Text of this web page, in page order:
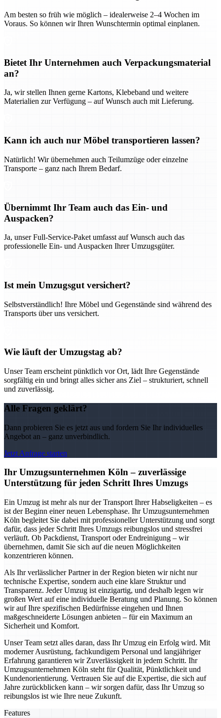
Am besten so früh wie möglich – idealerweise 2–4 Wochen im
Voraus. So können wir Ihren Wunschtermin optimal einplanen.
Bietet Ihr Unternehmen auch Verpackungsmaterial
an?
Ja, wir stellen Ihnen gerne Kartons, Klebeband und weitere
Materialien zur Verfügung – auf Wunsch auch mit Lieferung.
Kann ich auch nur Möbel transportieren lassen?
Natürlich! Wir übernehmen auch Teilumzüge oder einzelne
Transporte – ganz nach Ihrem Bedarf.
Übernimmt Ihr Team auch das Ein- und
Auspacken?
Ja, unser Full-Service-Paket umfasst auf Wunsch auch das
professionelle Ein- und Auspacken Ihrer Umzugsgüter.
Ist mein Umzugsgut versichert?
Selbstverständlich! Ihre Möbel und Gegenstände sind während des
Transports über uns versichert.
Wie läuft der Umzugstag ab?
Unser Team erscheint pünktlich vor Ort, lädt Ihre Gegenstände
sorgfältig ein und bringt alles sicher ans Ziel – strukturiert, schnell
und zuverlässig.
Alle Fragen geklärt?
Dann probieren Sie es jetzt aus und fordern Sie Ihr individuelles
Angebot an – ganz unverbindlich.
Jetzt Anfrage starten
Ihr Umzugsunternehmen Köln – zuverlässige
Unterstützung für jeden Schritt Ihres Umzugs
Ein Umzug ist mehr als nur der Transport Ihrer Habseligkeiten – es
ist der Beginn einer neuen Lebensphase. Ihr Umzugsunternehmen
Köln begleitet Sie dabei mit professioneller Unterstützung und sorgt
dafür, dass jeder Schritt Ihres Umzugs reibungslos und stressfrei
verläuft. Ob Packdienst, Transport oder Endreinigung – wir
übernehmen, damit Sie sich auf die neuen Möglichkeiten
konzentrieren können.
Als Ihr verlässlicher Partner in der Region bieten wir nicht nur
technische Expertise, sondern auch eine klare Struktur und
Transparenz. Jeder Umzug ist einzigartig, und deshalb legen wir
großen Wert auf eine individuelle Beratung und Planung. So können
wir auf Ihre spezifischen Bedürfnisse eingehen und Ihnen
maßgeschneiderte Lösungen anbieten – für ein Maximum an
Sicherheit und Komfort.
Unser Team setzt alles daran, dass Ihr Umzug ein Erfolg wird. Mit
moderner Ausrüstung, fachkundigem Personal und langjähriger
Erfahrung garantieren wir Zuverlässigkeit in jedem Schritt. Ihr
Umzugsunternehmen Köln steht für Qualität, Pünktlichkeit und
Kundenorientierung. Vertrauen Sie auf die Expertise, die sich auf
Jahre zurückblicken kann – wir sorgen dafür, dass Ihr Umzug so
reibungslos ist wie Ihre neue Zukunft.
Features